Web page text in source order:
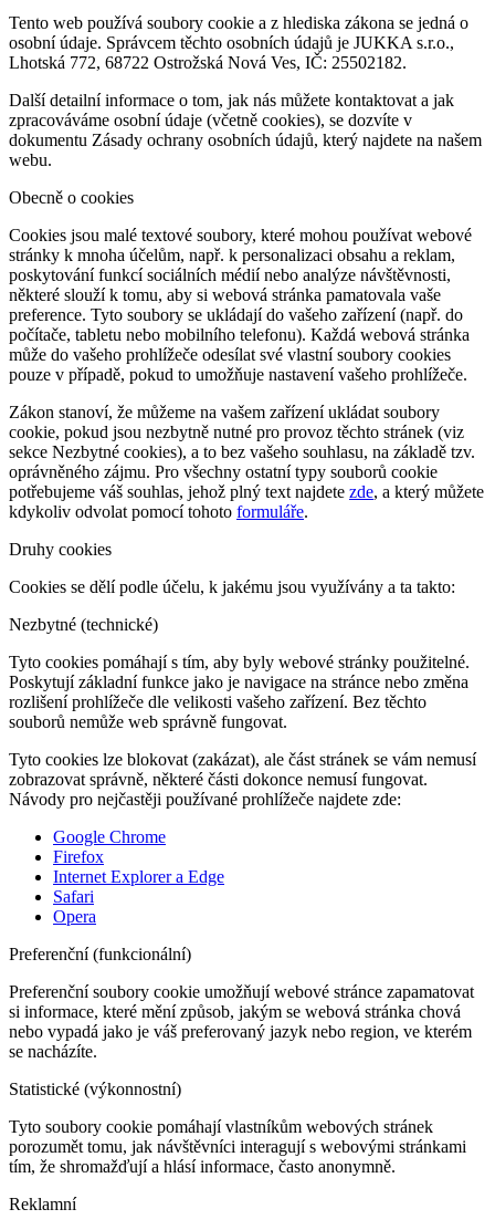
Tento web používá soubory cookie a z hlediska zákona se jedná o
osobní údaje. Správcem těchto osobních údajů je JUKKA s.r.o.,
Lhotská 772, 68722 Ostrožská Nová Ves, IČ: 25502182.
Další detailní informace o tom, jak nás můžete kontaktovat a jak
zpracováváme osobní údaje (včetně cookies), se dozvíte v
dokumentu Zásady ochrany osobních údajů, který najdete na našem
webu.
Obecně o cookies
Cookies jsou malé textové soubory, které mohou používat webové
stránky k mnoha účelům, např. k personalizaci obsahu a reklam,
poskytování funkcí sociálních médií nebo analýze návštěvnosti,
některé slouží k tomu, aby si webová stránka pamatovala vaše
preference. Tyto soubory se ukládají do vašeho zařízení (např. do
počítače, tabletu nebo mobilního telefonu). Každá webová stránka
může do vašeho prohlížeče odesílat své vlastní soubory cookies
pouze v případě, pokud to umožňuje nastavení vašeho prohlížeče.
Zákon stanoví, že můžeme na vašem zařízení ukládat soubory
cookie, pokud jsou nezbytně nutné pro provoz těchto stránek (viz
sekce Nezbytné cookies), a to bez vašeho souhlasu, na základě tzv.
oprávněného zájmu. Pro všechny ostatní typy souborů cookie
potřebujeme váš souhlas, jehož plný text najdete zde, a který můžete
kdykoliv odvolat pomocí tohoto formuláře.
Druhy cookies
Cookies se dělí podle účelu, k jakému jsou využívány a ta takto:
Nezbytné (technické)
Tyto cookies pomáhají s tím, aby byly webové stránky použitelné.
Poskytují základní funkce jako je navigace na stránce nebo změna
rozlišení prohlížeče dle velikosti vašeho zařízení. Bez těchto
souborů nemůže web správně fungovat.
Tyto cookies lze blokovat (zakázat), ale část stránek se vám nemusí
zobrazovat správně, některé části dokonce nemusí fungovat.
Návody pro nejčastěji používané prohlížeče najdete zde:
Google Chrome
Firefox
Internet Explorer a Edge
Safari
Opera
Preferenční (funkcionální)
Preferenční soubory cookie umožňují webové stránce zapamatovat
si informace, které mění způsob, jakým se webová stránka chová
nebo vypadá jako je váš preferovaný jazyk nebo region, ve kterém
se nacházíte.
Statistické (výkonnostní)
Tyto soubory cookie pomáhají vlastníkům webových stránek
porozumět tomu, jak návštěvníci interagují s webovými stránkami
tím, že shromažďují a hlásí informace, často anonymně.
Reklamní